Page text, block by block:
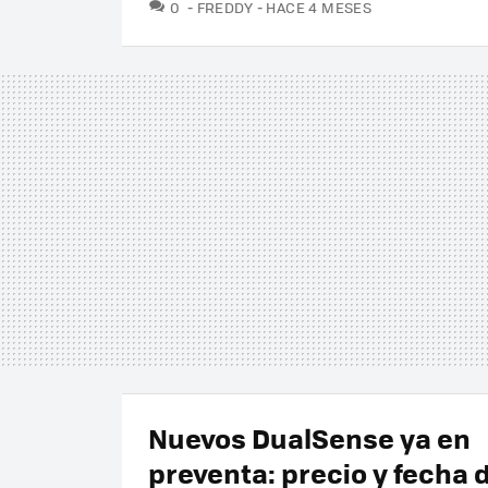
0 FREDDY HACE 4 MESES
Nuevos DualSense ya en
preventa: precio y fecha